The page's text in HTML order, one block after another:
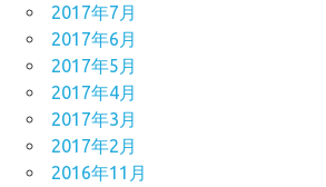
2017年7月
2017年6月
2017年5月
2017年4月
2017年3月
2017年2月
2016年11月